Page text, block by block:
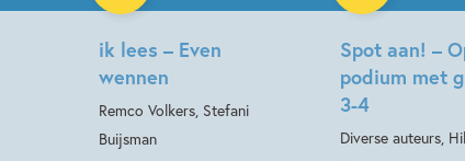
ik lees – Even
wennen
Remco Volkers, Stefani
Buijsman
Spot aan! –
podium met
3-4
Diverse auteurs,